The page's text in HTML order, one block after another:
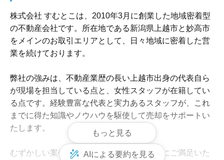
株式会社 すむとこは、2010年3月に創業した地域密着型
の不動産会社です。所在地である新潟県上越市と妙高市
をメインのお取引エリアとして、日々地域に密着した営
業を続けております。
弊社の強みは、不動産業歴の長い上越市出身の代表自ら
が現場を担当している点と、女性スタッフが在籍してい
る点です。経験豊富な代表と実力あるスタッフが、これ
までに得た知識やノウハウを駆使して売却をサポートい
たします。
むずかしい案件も真摯に取り組み、売主様にご満足いた
もっと見る
AIによる要約を見る